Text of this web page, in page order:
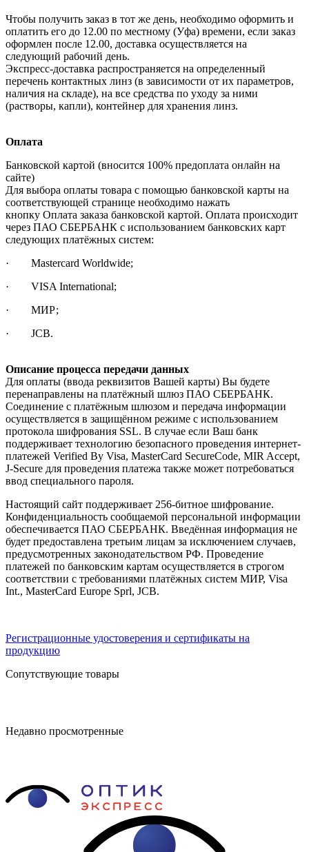
Чтобы получить заказ в тот же день, необходимо оформить и
оплатить его до 12.00 по местному (Уфа) времени, если заказ
оформлен после 12.00, доставка осуществляется на
следующий рабочий день.
Экспресс-доставка распространяется на определенный
перечень контактных линз (в зависимости от их параметров,
наличия на складе), на все средства по уходу за ними
(растворы, капли), контейнер для хранения линз.
Оплата
Банковской картой (вносится 100% предоплата онлайн на
сайте)
Для выбора оплаты товара с помощью банковской карты на
соответствующей странице необходимо нажать
кнопку Оплата заказа банковской картой. Оплата происходит
через ПАО СБЕРБАНК с использованием банковских карт
следующих платёжных систем:
· Mastercard Worldwide;
· VISA International;
· МИР;
· JCB.
Описание процесса передачи данных
Для оплаты (ввода реквизитов Вашей карты) Вы будете
перенаправлены на платёжный шлюз ПАО СБЕРБАНК.
Соединение с платёжным шлюзом и передача информации
осуществляется в защищённом режиме с использованием
протокола шифрования SSL. В случае если Ваш банк
поддерживает технологию безопасного проведения интернет-
платежей Verified By Visa, MasterCard SecureCode, MIR Accept,
J-Secure для проведения платежа также может потребоваться
ввод специального пароля.
Настоящий сайт поддерживает 256-битное шифрование.
Конфиденциальность сообщаемой персональной информации
обеспечивается ПАО СБЕРБАНК. Введённая информация не
будет предоставлена третьим лицам за исключением случаев,
предусмотренных законодательством РФ. Проведение
платежей по банковским картам осуществляется в строгом
соответствии с требованиями платёжных систем МИР, Visa
Int., MasterCard Europe Sprl, JCB.
Регистрационные удостоверения и сертификаты на
продукцию
Сопутствующие товары
Недавно просмотренные